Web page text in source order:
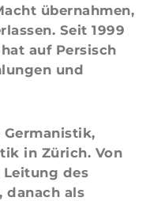
übernahmen,
Seit 1999
auf Persisch
und
in Zürich. Von
Leitung des
danach als